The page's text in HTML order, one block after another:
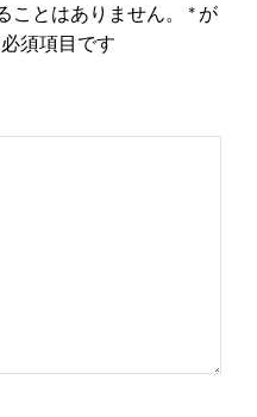
ことはありません。 * が
須項目です